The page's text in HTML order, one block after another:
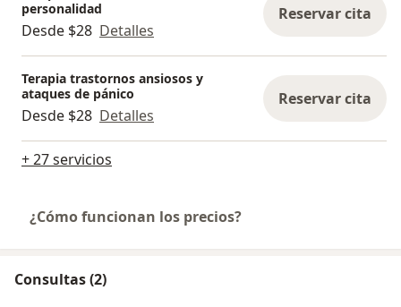
personalidad
Desde $28 Detalles
Reservar cita
Terapia trastornos ansiosos y
ataques de pánico
Desde $28 Detalles
Reservar cita
+ 27 servicios
¿Cómo funcionan los precios?
Consultas (2)